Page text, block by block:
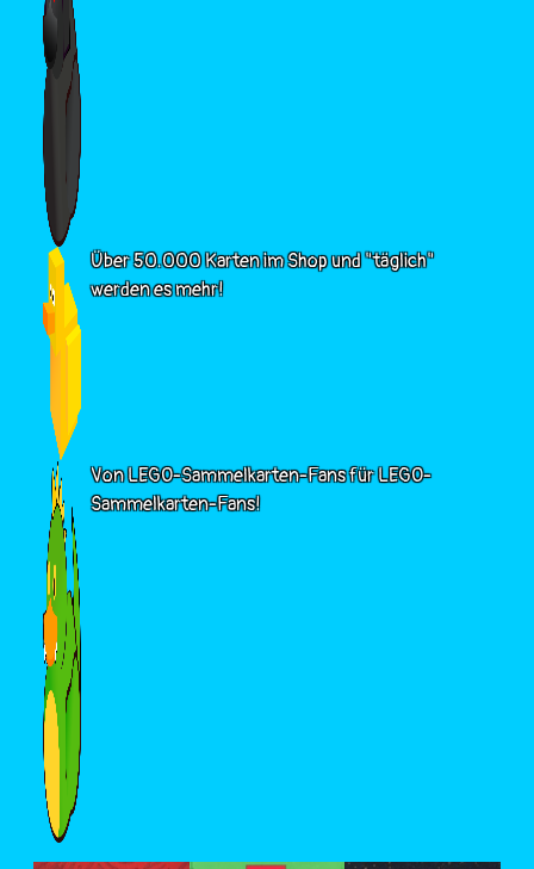
Über 50.000 Karten im Shop und "täglich"
werden es mehr!
Von LEGO-Sammelkarten-Fans für LEGO-
Sammelkarten-Fans!